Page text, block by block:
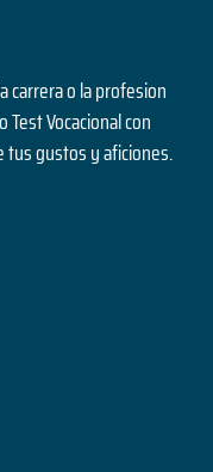
carrera o la profesion
Vocacional con
tus gustos y aficiones.